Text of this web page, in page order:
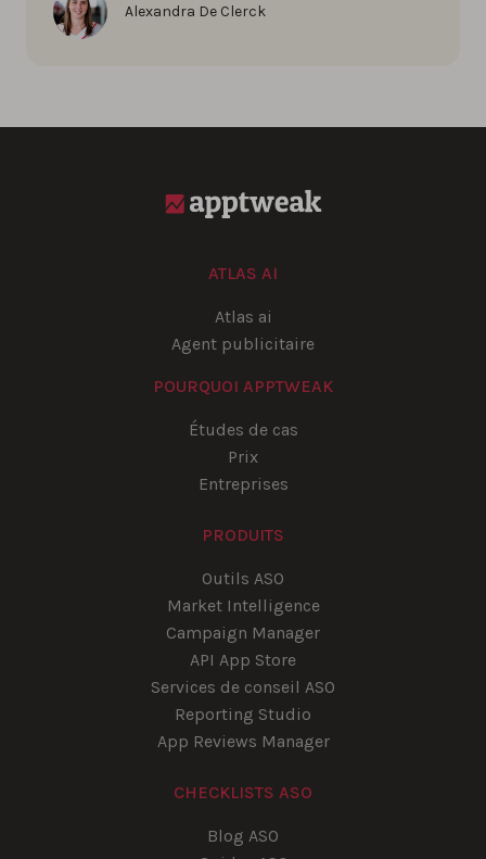
Alexandra De Clerck
ATLAS AI
Atlas ai
Agent publicitaire
POURQUOI APPTWEAK
Études de cas
Prix
Entreprises
PRODUITS
Outils ASO
Market Intelligence
Campaign Manager
API App Store
Services de conseil ASO
Reporting Studio
App Reviews Manager
CHECKLISTS ASO
Blog ASO